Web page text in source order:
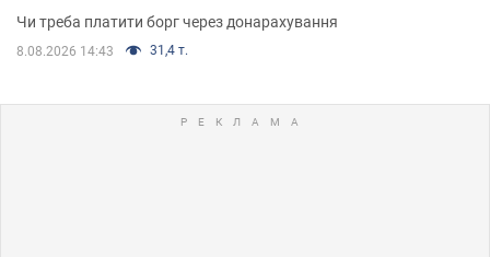
Чи треба платити борг через донарахування
8.08.2026 14:43 31,4 т.